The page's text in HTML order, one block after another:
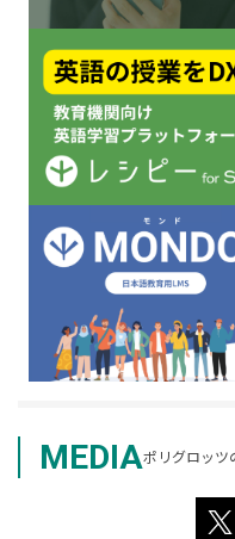
MEDIAポリグロッツ